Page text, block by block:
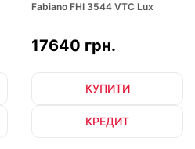
Fabiano FHI 3544 VTC Lux
17640 грн.
КУПИТИ
КРЕДИТ